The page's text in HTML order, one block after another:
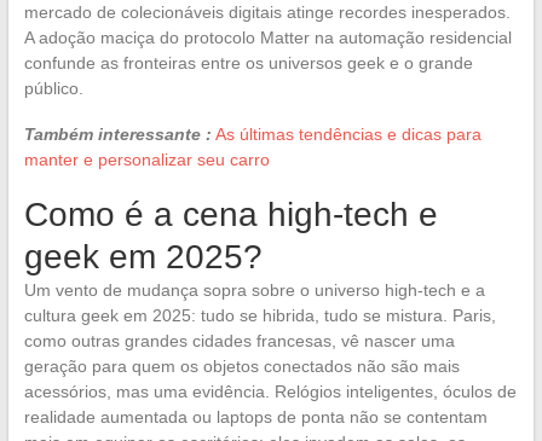
mercado de colecionáveis digitais atinge recordes inesperados.
A adoção maciça do protocolo Matter na automação residencial
confunde as fronteiras entre os universos geek e o grande
público.
Também interessante : As últimas tendências e dicas para
manter e personalizar seu carro
Como é a cena high-tech e
geek em 2025?
Um vento de mudança sopra sobre o universo high-tech e a
cultura geek em 2025: tudo se hibrida, tudo se mistura. Paris,
como outras grandes cidades francesas, vê nascer uma
geração para quem os objetos conectados não são mais
acessórios, mas uma evidência. Relógios inteligentes, óculos de
realidade aumentada ou laptops de ponta não se contentam